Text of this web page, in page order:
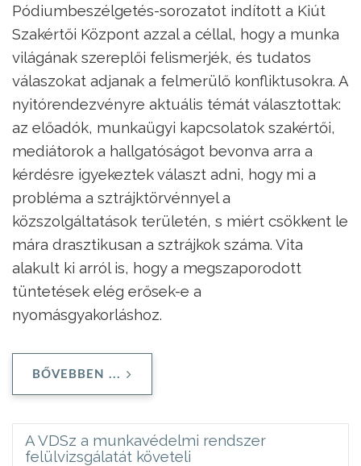
Pódiumbeszélgetés-sorozatot indított a Kiút
Szakértői Központ azzal a céllal, hogy a munka
világának szereplői felismerjék, és tudatos
válaszokat adjanak a felmerülő konfliktusokra. A
nyitórendezvényre aktuális témát választottak:
az előadók, munkaügyi kapcsolatok szakértői,
mediátorok a hallgatóságot bevonva arra a
kérdésre igyekeztek választ adni, hogy mi a
probléma a sztrájktörvénnyel a
közszolgáltatások területén, s miért csökkent le
mára drasztikusan a sztrájkok száma. Vita
alakult ki arról is, hogy a megszaporodott
tüntetések elég erősek-e a
nyomásgyakorláshoz.
BŐVEBBEN ...
A VDSz a munkavédelmi rendszer
felülvizsgálatát követeli